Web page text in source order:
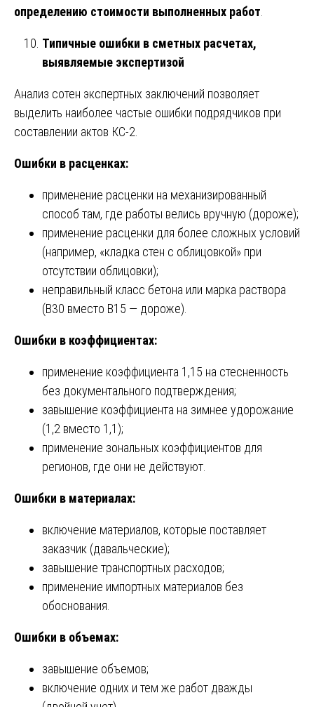
определению стоимости выполненных работ
Типичные ошибки в сметных расчетах,
выявляемые экспертизой
Анализ сотен экспертных заключений позволяет
выделить наиболее частые ошибки подрядчиков при
составлении актов КС-2.
Ошибки в расценках:
применение расценки на механизированный
способ там, где работы велись вручную (дороже);
применение расценки для более сложных условий
(например, «кладка стен с облицовкой» при
отсутствии облицовки);
неправильный класс бетона или марка раствора
(B30 вместо B15 — дороже).
Ошибки в коэффициентах:
применение коэффициента 1,15 на стесненность
без документального подтверждения;
завышение коэффициента на зимнее удорожание
(1,2 вместо 1,1);
применение зональных коэффициентов для
регионов, где они не действуют.
Ошибки в материалах:
включение материалов, которые поставляет
заказчик (давальческие);
завышение транспортных расходов;
применение импортных материалов без
обоснования.
Ошибки в объемах:
завышение объемов;
включение одних и тем же работ дважды